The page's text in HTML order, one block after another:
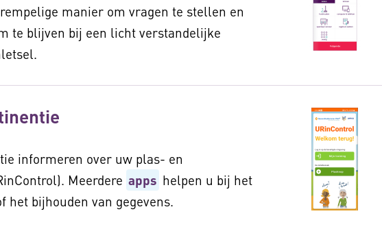
manier om vragen te stellen en
te blijven bij een licht verstandelijke
informeren over uw plas- en
Meerdere apps helpen u bij het
het bijhouden van gegevens.